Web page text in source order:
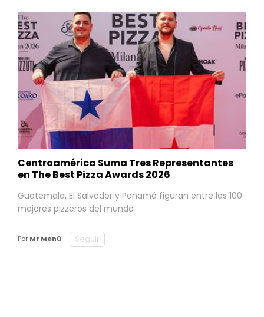
Centroamérica Suma Tres Representantes
en The Best Pizza Awards 2026
Guatemala, El Salvador y Panamá figuran entre los 100
mejores pizzeros del mundo
Por Mr Menú Seguir